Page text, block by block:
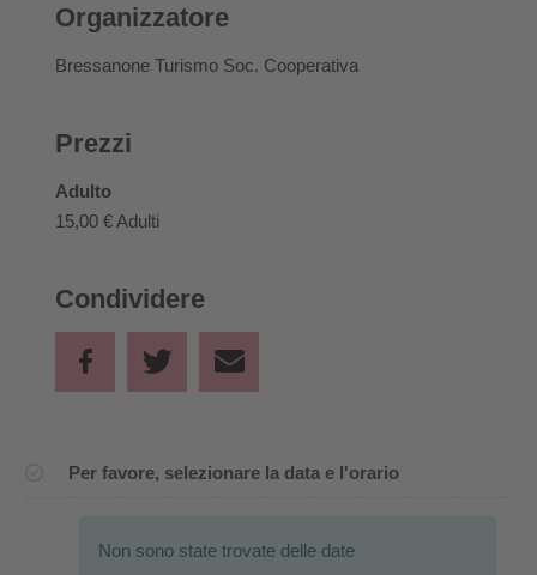
Organizzatore
Bressanone Turismo Soc. Cooperativa
Prezzi
Adulto
15,00 €Adulti
Condividere